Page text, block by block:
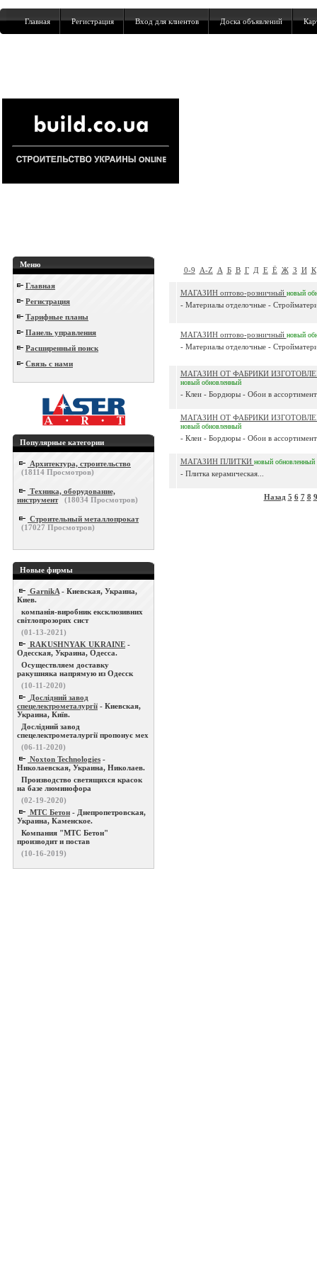
Главная Регистрация Вход для клиентов Доска объявлений
Меню
Главная
Регистрация
Тарифные планы
Панель управления
Расширенный поиск
Связь с нами
Популярные категории
Архитектура, строительство
(18114 Просмотров)
Техника, оборудование,
инструмент
(18034 Просмотров)
Строительный металлопрокат
(17027 Просмотров)
Новые фирмы
GarnikA - Киевская, Украина,
Киев.
компанія-виробник ексклюзивних
світлопрозорих сист
(01-13-2021)
RAKUSHNYAK UKRAINE -
Одесская, Украина, Одесса.
Осуществляем доставку
ракушняка напрямую из Одесск
(10-11-2020)
Дослідний завод
спецелектрометалургії - Киевская,
Украина, Київ.
Дослідний завод
спецелектрометалургії пропонує мех
(06-11-2020)
Noxton Technologies -
Николаевская, Украина, Николаев.
Производство светящихся красок
на базе люминофора
(02-19-2020)
МТС Бетон - Днепропетровская,
Украина, Каменское.
Компания "МТС Бетон"
производит и постав
(10-16-2019)
0-9 A-Z А Б В Г Д Е Ё Ж З И К
МАГАЗИН оптово-розничный новый
- Материалы отделочные -
МАГАЗИН оптово-розничный новый
- Материалы отделочные -
МАГАЗИН ОТ ФАБРИКИ
новый обновленный
- Клеи - Бордюры - Обои в
МАГАЗИН ОТ ФАБРИКИ
новый обновленный
- Клеи - Бордюры - Обои в
МАГАЗИН ПЛИТКИ новый обновленный
- Плитка керамическая...
Назад 5 6 7 8 9